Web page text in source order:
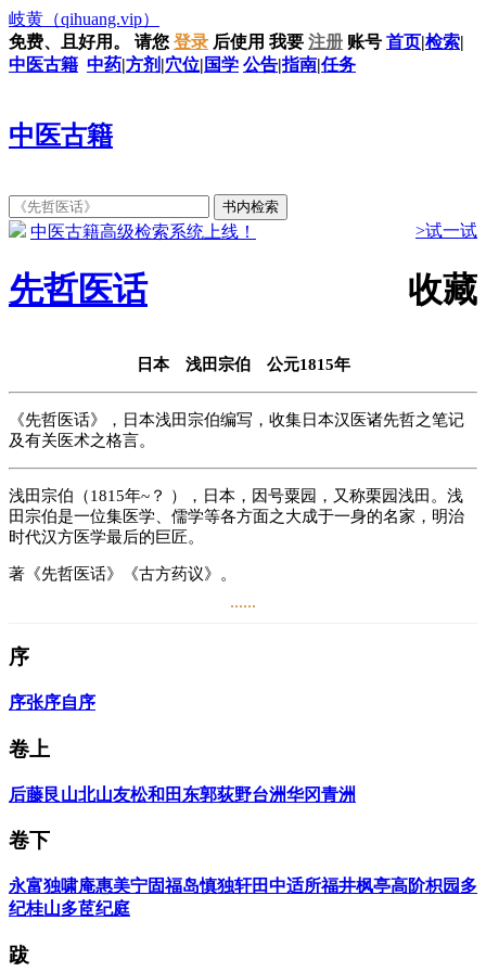
岐黄 （qihuang.vip）
免费、且好用。
请您 登录 后使用 我要 注册 账号 首页|检索|
中医古籍 中药|方剂 |穴位| 国学 公告|指南|任务
中医古籍
中医古籍高级检索系统上线！ >试一试
先哲医话 收藏
日本 浅田宗伯 公元1815年
《先哲医话》，日本浅田宗伯编写，收集日本汉医诸先哲之笔记
及有关医术之格言。
浅田宗伯（1815年~？ ），日本，因号粟园，又称栗园浅田。浅
田宗伯是一位集医学、儒学等各方面之大成于一身的名家，明治
时代汉方医学最后的巨匠。
著《先哲医话》《古方药议》。
......
序
序张序自序
卷上
后藤艮山北山友松和田东郭荻野台洲华冈青洲
卷下
永富独啸庵惠美宁固福岛慎独轩田中适所福井枫亭高阶枳园 多
纪桂山多茝纪庭
跋